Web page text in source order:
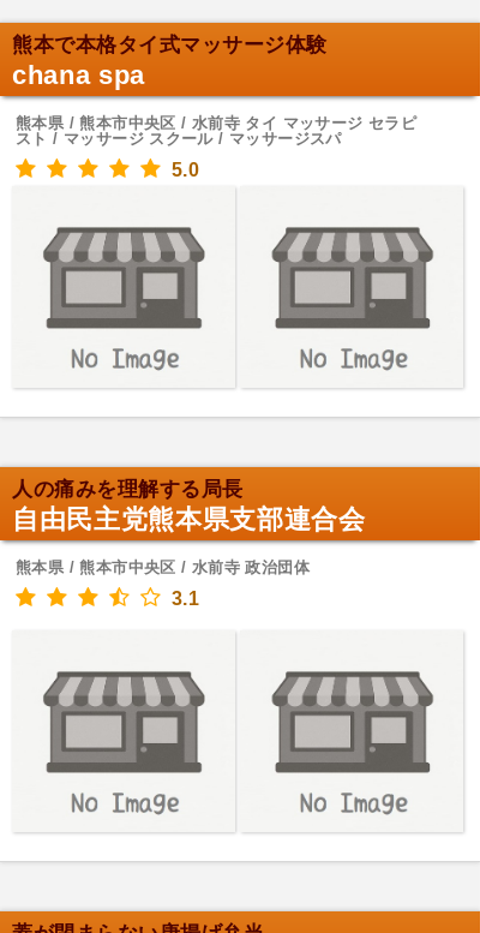
熊本で本格タイ式マッサージ体験
chana spa
熊本県 / 熊本市中央区 / 水前寺 タイ マッサージ セラピ
スト / マッサージ スクール / マッサージスパ
5.0
人の痛みを理解する局長
自由民主党熊本県支部連合会
熊本県 / 熊本市中央区 / 水前寺 政治団体
3.1